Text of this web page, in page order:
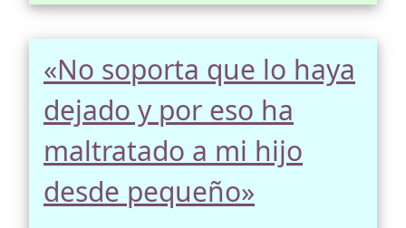
«No soporta que lo haya
dejado y por eso ha
maltratado a mi hijo
desde pequeño»